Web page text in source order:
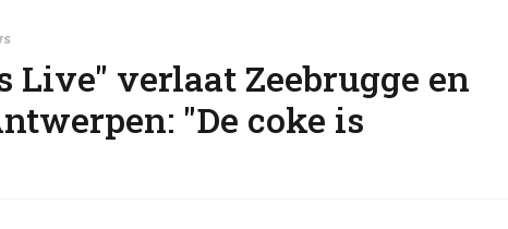
Live" verlaat Zeebrugge en
"De coke is